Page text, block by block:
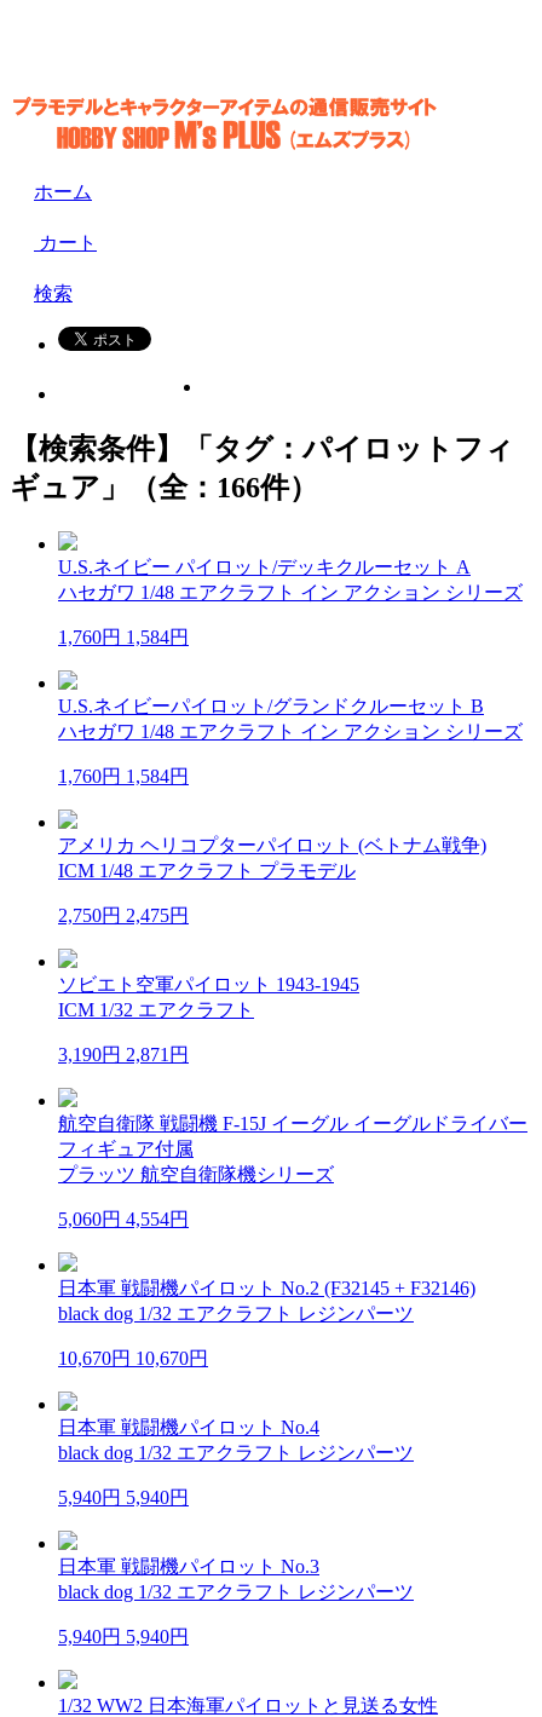
ホーム
カート
検索
【検索条件】「タグ：パイロットフィ
ギュア」（全：166件）
U.S.ネイビー パイロット/デッキクルーセット A
ハセガワ 1/48 エアクラフト イン アクション シリーズ
1,760円 1,584円
U.S.ネイビーパイロット/グランドクルーセット B
ハセガワ 1/48 エアクラフト イン アクション シリーズ
1,760円 1,584円
アメリカ ヘリコプターパイロット (ベトナム戦争)
ICM 1/48 エアクラフト プラモデル
2,750円 2,475円
ソビエト空軍パイロット 1943-1945
ICM 1/32 エアクラフト
3,190円 2,871円
航空自衛隊 戦闘機 F-15J イーグル イーグルドライバー
フィギュア付属
プラッツ 航空自衛隊機シリーズ
5,060円 4,554円
日本軍 戦闘機パイロット No.2 (F32145 + F32146)
black dog 1/32 エアクラフト レジンパーツ
10,670円 10,670円
日本軍 戦闘機パイロット No.4
black dog 1/32 エアクラフト レジンパーツ
5,940円 5,940円
日本軍 戦闘機パイロット No.3
black dog 1/32 エアクラフト レジンパーツ
5,940円 5,940円
1/32 WW2 日本海軍パイロットと見送る女性